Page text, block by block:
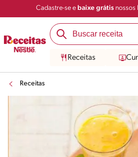
Cadastre-se e baixe grátisnossos
Receitas
Receitas
Salvar